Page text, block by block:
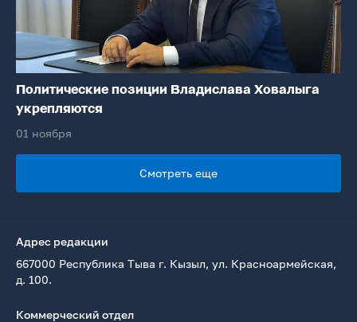
Политические позиции Владислава Ховалыга
укрепляются
01 ноября
Смотреть еще
Адрес редакции
667000 Республика Тыва г. Кызыл, ул. Красноармейская,
д. 100.
Коммерческий отдел